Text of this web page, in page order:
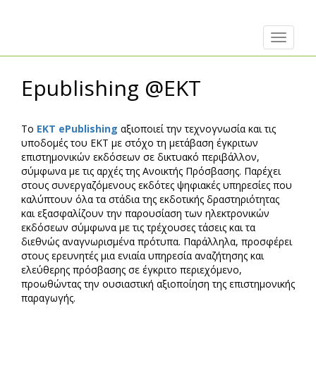
Epublishing @EKT
Tο ΕΚΤ ePublishing αξιοποιεί την τεχνογνωσία και τις
υποδομές του ΕΚΤ με στόχο τη μετάβαση έγκριτων
επιστημονικών εκδόσεων σε δικτυακό περιβάλλον,
σύμφωνα με τις αρχές της Ανοικτής Πρόσβασης. Παρέχει
στους συνεργαζόμενους εκδότες ψηφιακές υπηρεσίες που
καλύπτουν όλα τα στάδια της εκδοτικής δραστηριότητας
και εξασφαλίζουν την παρουσίαση των ηλεκτρονικών
εκδόσεων σύμφωνα με τις τρέχουσες τάσεις και τα
διεθνώς αναγνωρισμένα πρότυπα. Παράλληλα, προσφέρει
στους ερευνητές μια ενιαία υπηρεσία αναζήτησης και
ελεύθερης πρόσβασης σε έγκριτο περιεχόμενο,
προωθώντας την ουσιαστική αξιοποίηση της επιστημονικής
παραγωγής.